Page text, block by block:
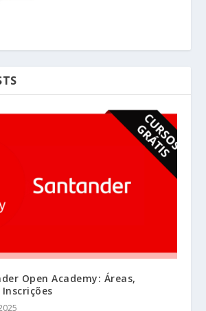
Open Academy: Áreas,